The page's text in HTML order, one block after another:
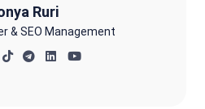
Ruri
& SEO Management